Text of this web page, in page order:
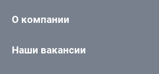
О компании
Наши вакансии